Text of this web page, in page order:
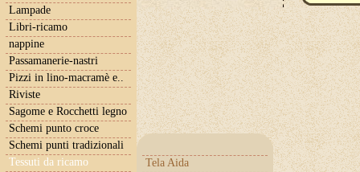
Lampade
Libri-ricamo
nappine
Passamanerie-nastri
Pizzi in lino-macramè e..
Riviste
Sagome e Rocchetti legno
Schemi punto croce
Schemi punti tradizionali
Tessuti da ricamo
Tela Aida